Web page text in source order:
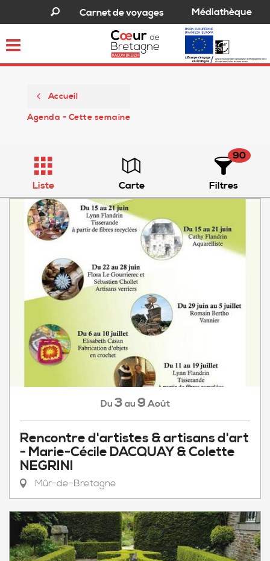
Carnet de voyages Médiathèque
Toggle
Accueil
Agenda - Cette semaine
Liste Carte Filtres
90
Du 3 au 9 Août
Rencontre d'artistes & artisans d'art
- Marie-Cécile DACQUAY & Colette
NEGRINI
Mûr-de-Bretagne